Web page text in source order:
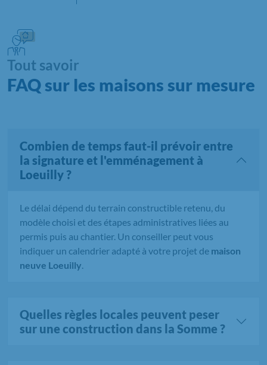
Tout savoir
FAQ sur les maisons sur mesure
Combien de temps faut-il prévoir entre
la signature et l'emménagement à
Loeuilly ?
Le délai dépend du terrain constructible retenu, du
modèle choisi et des étapes administratives liées au
permis puis au chantier. Un conseiller peut vous
indiquer un calendrier adapté à votre projet de maison
neuve Loeuilly.
Quelles règles locales peuvent peser
sur une construction dans la Somme ?